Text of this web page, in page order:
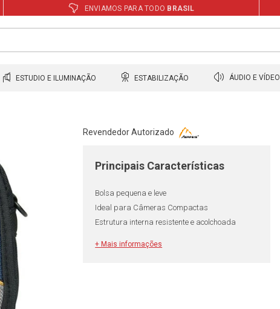
ENVIAMOS PARA TODO BRASIL
ESTUDIO E ILUMINAÇÃO ESTABILIZAÇÃO ÁUDIO E VÍDEO
Revendedor Autorizado
Principais Características
Bolsa pequena e leve
Ideal para Câmeras Compactas
Estrutura interna resistente e acolchoada
+ Mais informações